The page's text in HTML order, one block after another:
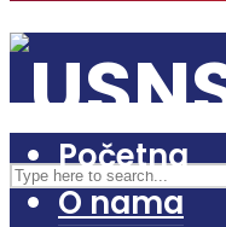
Početna
O nama